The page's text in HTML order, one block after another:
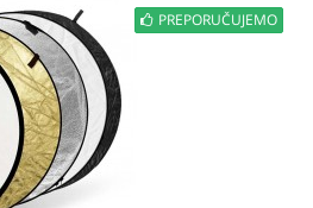
PREPORUČUJEMO